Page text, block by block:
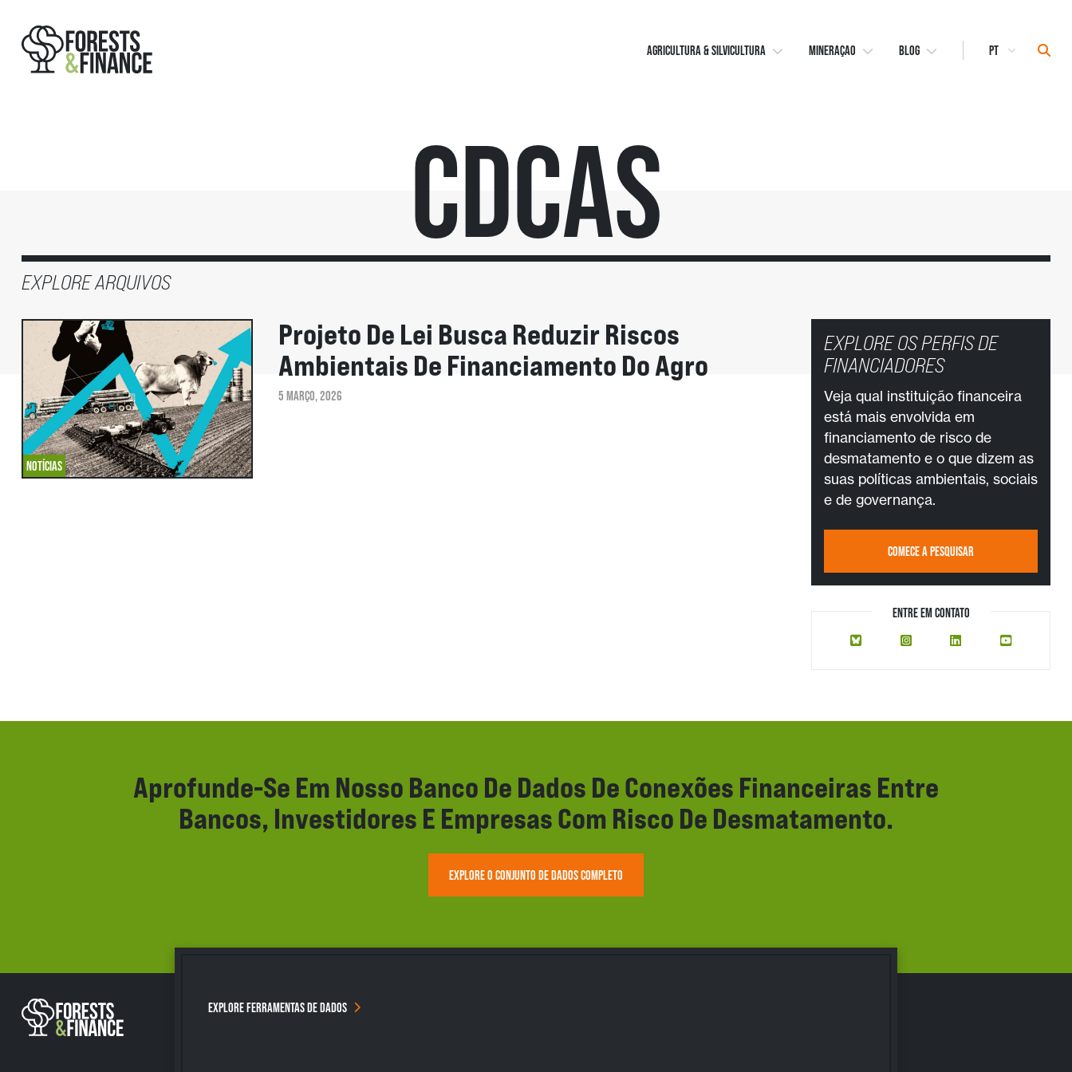
AGRICULTURA & SILVICULTURA MINERAÇAO BLOG
Select
CDCAs
EXPLORE ARQUIVOS
NOTÍCIAS
Projeto De Lei Busca Reduzir Riscos
Ambientais De Financiamento Do Agro
5 MARÇO, 2026
EXPLORE OS PERFIS DE
FINANCIADORES
Veja qual instituição financeira
está mais envolvida em
financiamento de risco de
desmatamento e o que dizem as
suas políticas ambientais, sociais
e de governança.
COMECE A PESQUISAR
ENTRE EM CONTATO
Aprofunde-Se Em Nosso Banco De Dados De Conexões Financeiras Entre
Bancos, Investidores E Empresas Com Risco De Desmatamento.
EXPLORE O CONJUNTO DE DADOS COMPLETO
EXPLORE FERRAMENTAS DE DADOS